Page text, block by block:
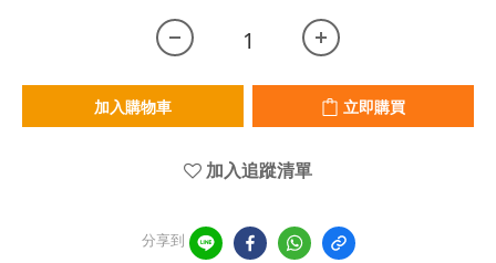
加入購物車 立即購買
加入追蹤清單
分享到